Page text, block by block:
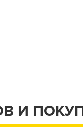
И